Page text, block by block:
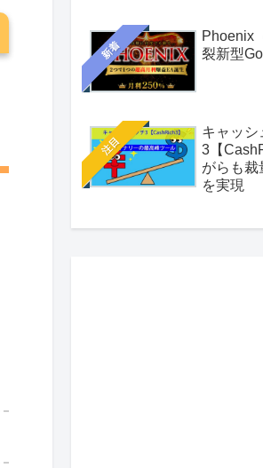
新着
Phoenix
裂新型
注目
キャッシ
3【
がらも裁
を実現